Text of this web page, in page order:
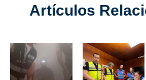
Artículos